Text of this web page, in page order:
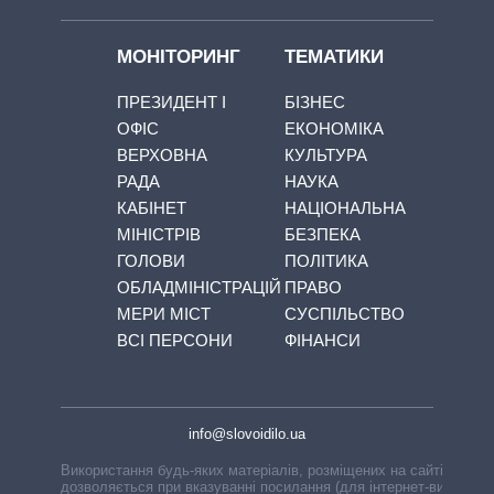
МОНІТОРИНГ
ПРЕЗИДЕНТ І
ОФІС
ВЕРХОВНА
РАДА
КАБІНЕТ
МІНІСТРІВ
ГОЛОВИ
ОБЛАДМІНІСТРАЦІЙ
МЕРИ МІСТ
ВСІ ПЕРСОНИ
ТЕМАТИКИ
БІЗНЕС
ЕКОНОМІКА
КУЛЬТУРА
НАУКА
НАЦІОНАЛЬНА
БЕЗПЕКА
ПОЛІТИКА
ПРАВО
СУСПІЛЬСТВО
ФІНАНСИ
info@slovoidilo.ua
Використання будь-яких матеріалів, розміщених на сайті,
дозволяється при вказуванні посилання (для інтернет-видань